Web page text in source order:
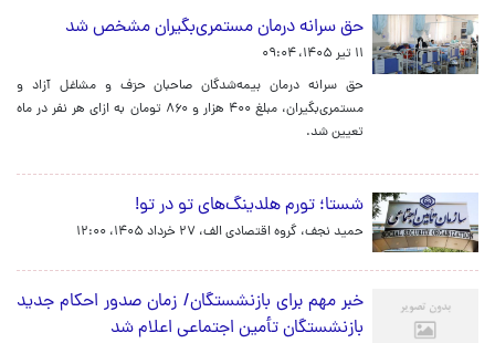
حق سرانه درمان مستمری‌بگیران مشخص شد
۱۱ تیر ۱۴۰۵، ۰۹:۰۴
حق سرانه درمان بیمه‌شدگان صاحبان حرَف و مشاغل آزاد و
مستمری‌بگیران، مبلغ ۴۰۰ هزار و ۸۶۰ تومان به ازای هر نفر در ماه
تعیین شد.
شستا؛ تورم هلدینگ‌های تو در تو!
حمید نجف، گروه اقتصادی الف، ۲۷ خرداد ۱۴۰۵، ۱۲:۰۰
خبر مهم برای بازنشستگان/ زمان صدور احکام جدید
بازنشستگان تأمین اجتماعی اعلام شد